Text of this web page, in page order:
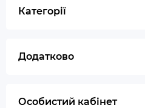
Категорії
Додатково
Особистий кабінет